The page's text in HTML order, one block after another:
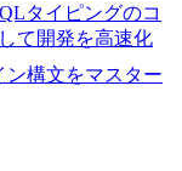
タイピングのコ
て開発を高速化
ン構文をマスター